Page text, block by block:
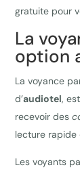
gratuite pour
La
option
La voyance
d’audiotel,
recevoir des
lecture rapide
Les voyants